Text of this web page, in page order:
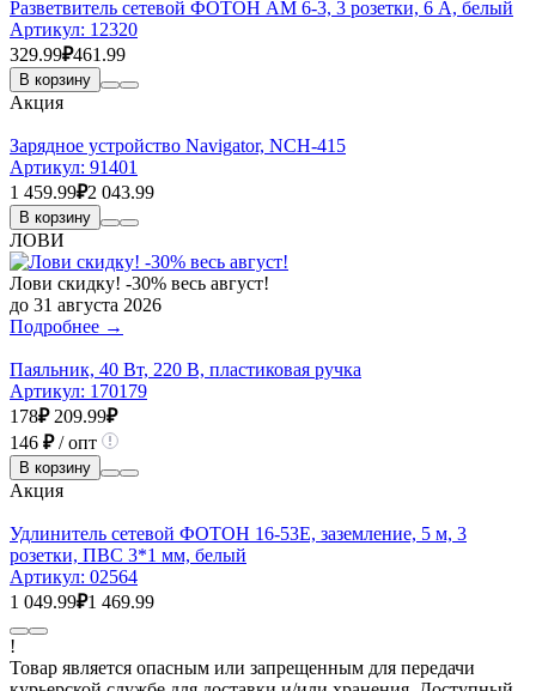
Разветвитель сетевой ФОТОН АМ 6-3, 3 розетки, 6 А, белый
Артикул: 12320
329.99₽461.99
В корзину
Акция
Зарядное устройство Navigator, NCH-415
Артикул: 91401
1 459.99₽2 043.99
В корзину
ЛОВИ
Лови скидку! -30% весь август!
до 31 августа 2026
Подробнее →
Паяльник, 40 Вт, 220 В, пластиковая ручка
Артикул: 170179
178₽ 209.99₽
146 ₽/ опт
В корзину
Акция
Удлинитель сетевой ФОТОН 16-53Е, заземление, 5 м, 3
розетки, ПВС 3*1 мм, белый
Артикул: 02564
1 049.99₽1 469.99
!
Товар является опасным или запрещенным для передачи